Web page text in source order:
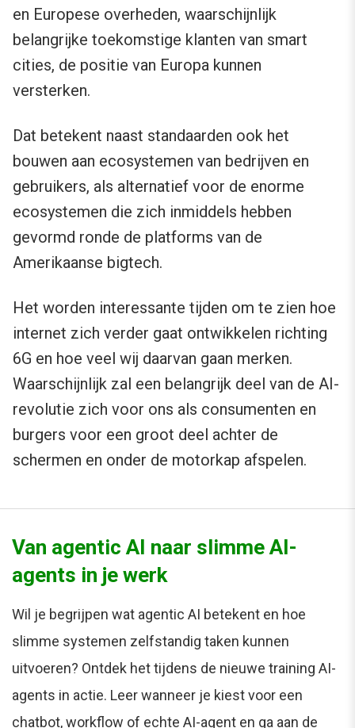
en Europese overheden, waarschijnlijk
belangrijke toekomstige klanten van smart
cities, de positie van Europa kunnen
versterken.
Dat betekent naast standaarden ook het
bouwen aan ecosystemen van bedrijven en
gebruikers, als alternatief voor de enorme
ecosystemen die zich inmiddels hebben
gevormd ronde de platforms van de
Amerikaanse bigtech.
Het worden interessante tijden om te zien hoe
internet zich verder gaat ontwikkelen richting
6G en hoe veel wij daarvan gaan merken.
Waarschijnlijk zal een belangrijk deel van de AI-
revolutie zich voor ons als consumenten en
burgers voor een groot deel achter de
schermen en onder de motorkap afspelen.
Van agentic AI naar slimme AI-
agents in je werk
Wil je begrijpen wat agentic AI betekent en hoe
slimme systemen zelfstandig taken kunnen
uitvoeren? Ontdek het tijdens de nieuwe training AI-
agents in actie. Leer wanneer je kiest voor een
chatbot, workflow of echte AI-agent en ga aan de